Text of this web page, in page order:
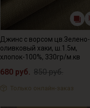
Джинс с ворсом цв.Зелено-
оливковый хаки, ш.1.5м,
хлопок-100%, 330гр/м.кв
680 руб. 850 руб.
Только онлайн-заказ